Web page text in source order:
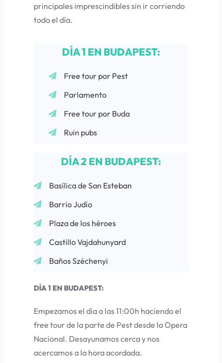
principales imprescindibles sin ir corriendo
todo el día.
DÍA 1 EN BUDAPEST:
Free tour por Pest
Parlamento
Free tour por Buda
Ruin pubs
DÍA 2 EN BUDAPEST:
Basílica de San Esteban
Barrio Judío
Plaza de los héroes
Castillo Vajdahunyard
Baños Széchenyi
DÍA 1 EN BUDAPEST:
Empezamos el día a las 11:00h haciendo el
free tour de la parte de Pest desde la Opera
Nacional. Desayunamos cerca y nos
acercamos a la hora acordada.